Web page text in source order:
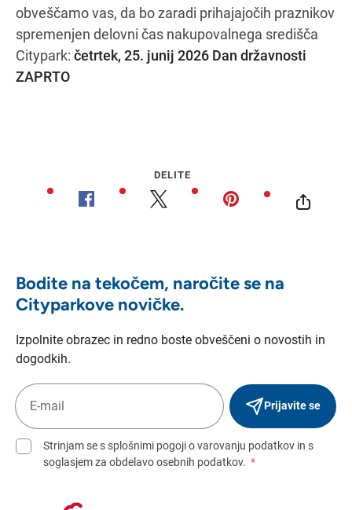
Navodila za pot
obveščamo vas, da bo zaradi prihajajočih praznikov
spremenjen delovni čas nakupovalnega središča
Citypark: četrtek, 25. junij 2026 Dan državnosti
ZAPRTO
DELITE
Bodite na tekočem, naročite se na
Cityparkove novičke.
Izpolnite obrazec in redno boste obveščeni o novostih in
dogodkih.
Prijavite se
Strinjam se s splošnimi pogoji o varovanju podatkov in s
soglasjem za obdelavo osebnih podatkov. *